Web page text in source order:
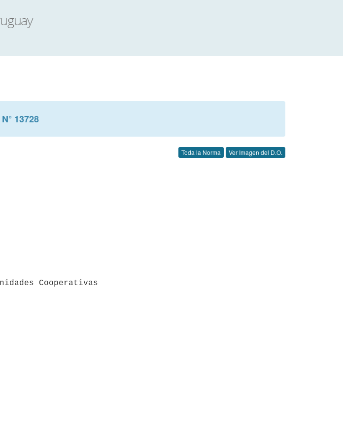
N° 13728
Toda la Norma Ver Imagen del D.O.